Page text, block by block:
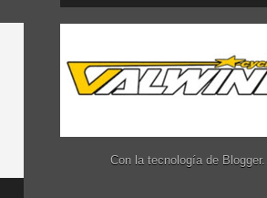
Con la tecnología de Blogger.